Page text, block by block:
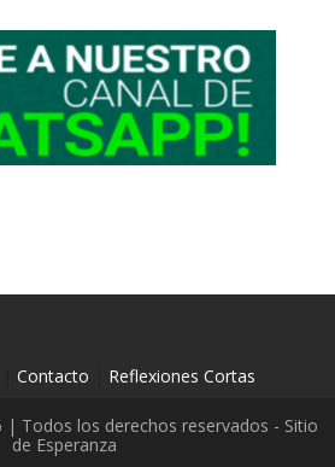
|Contacto Reflexiones Cortas
Todos los derechos reservados - Sitio
de Esperanza